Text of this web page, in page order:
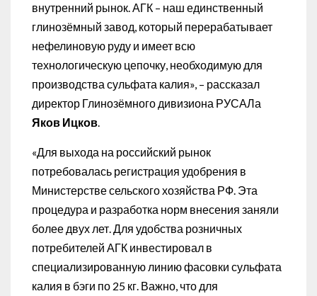
внутренний рынок. АГК – наш единственный
глинозёмный завод, который перерабатывает
нефелиновую руду и имеет всю
технологическую цепочку, необходимую для
производства сульфата калия», – рассказал
директор Глинозёмного дивизиона РУСАЛа
Яков Ицков.
«Для выхода на российский рынок
потребовалась регистрация удобрения в
Министерстве сельского хозяйства РФ. Эта
процедура и разработка норм внесения заняли
более двух лет. Для удобства розничных
потребителей АГК инвестировал в
специализированную линию фасовки сульфата
калия в бэги по 25 кг. Важно, что для